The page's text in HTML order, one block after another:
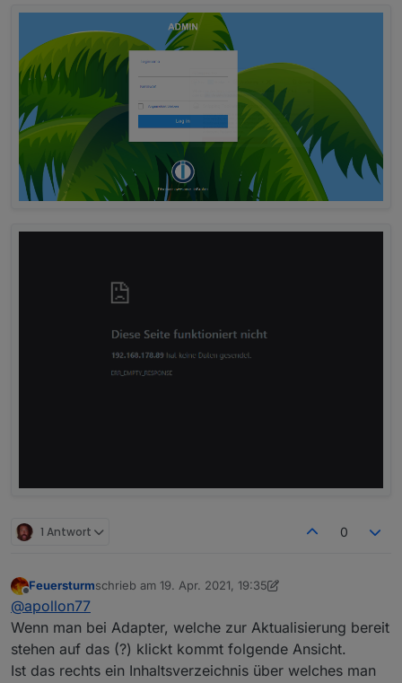
Die offenen Fragen zu beantworten.
1 Antwort 0
Offline
Feuersturmschrieb am 19. Apr. 2021, 19:35
zuletzt editiert von Feuersturm
@apollon77
Wenn man bei Adapter, welche zur Aktualisierung bereit
stehen auf das (?) klickt kommt folgende Ansicht.
Ist das rechts ein Inhaltsverzeichnis über welches man